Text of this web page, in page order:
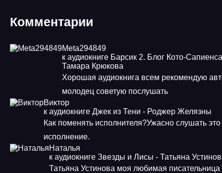
Комментарии
Meta294849
к аудиокниге Барсик 2. Блог Кото-
Тамара Крюкова
Хорошая аудиокнига всем рекомендую
молодец советую послушать
Виктор
к аудиокниге Джек из Тени - Роджер Желязны
Как поменять исполнителя?Ужасно слушать это
исполнение.
Наталья
к аудиокниге Звезды и Лисы - Татьяна
Татьяна Устинова моя любимая писательница